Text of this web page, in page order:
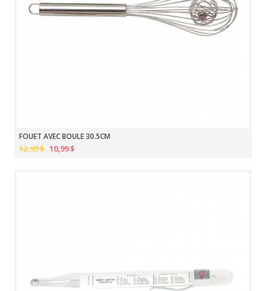
FOUET AVEC BOULE 30.5CM
12,99 $ 10,99 $